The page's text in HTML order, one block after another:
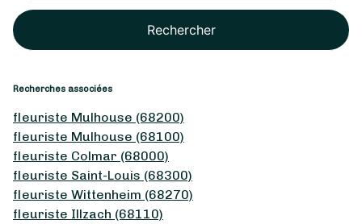
Rechercher
Recherches associées
fleuriste Mulhouse (68200)
fleuriste Mulhouse (68100)
fleuriste Colmar (68000)
fleuriste Saint-Louis (68300)
fleuriste Wittenheim (68270)
fleuriste Illzach (68110)